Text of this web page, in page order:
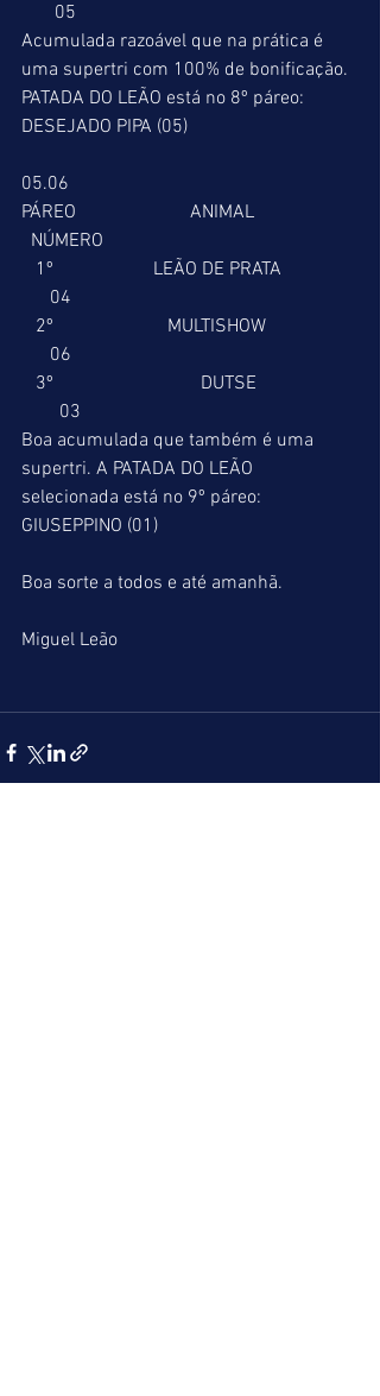
       05
Acumulada razoável que na prática é
uma supertri com 100% de bonificação.
PATADA DO LEÃO está no 8º páreo:
DESEJADO PIPA (05)
05.06
PÁREO                        ANIMAL
  NÚMERO
      04
      06
        03
Boa acumulada que também é uma
supertri. A PATADA DO LEÃO
selecionada está no 9º páreo:
GIUSEPPINO (01)
Boa sorte a todos e até amanhã.
Miguel Leão